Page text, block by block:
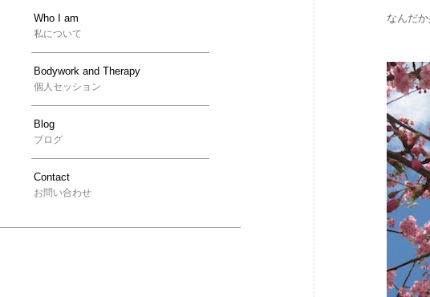
Who I am
私について
Bodywork and Therapy
個人セッション
Blog
ブログ
Contact
お問い合わせ
なんだか